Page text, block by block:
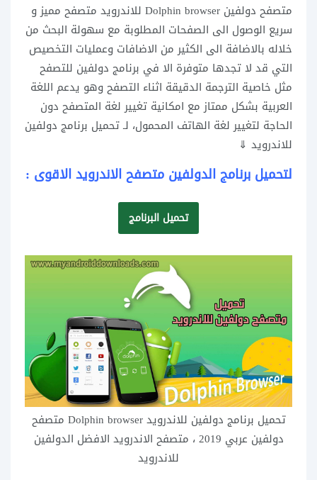
متصفح دولفين Dolphin browser للاندرويد متصفح مميز و
سريع الوصول الى الصفحات المطلوبة مع سهولة البحث من
خلاله بالاضافة الى الكثير من الاضافات وعمليات التخصيص
التي قد لا تجدها متوفرة الا في برنامج دولفين للتصفح
مثل خاصية الترجمة الدقيقة اثناء التصفح وهو يدعم اللغة
العربية بشكل ممتاز مع امكانية تغيير لغة المتصفح دون
الحاجة لتغيير لغة الهاتف المحمول، لـ تحميل برنامج دولفين
للاندرويد ⇓
لتحميل برنامج الدولفين متصفح الاندرويد الاقوى :
تحميل البرنامج
تحميل برنامج دولفين للاندرويد Dolphin browser متصفح
دولفين عربي 2019 ، متصفح الاندرويد الافضل الدولفين
للاندرويد